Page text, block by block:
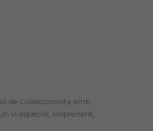
de Col·leccionista amb
vi especial, sorprenent,